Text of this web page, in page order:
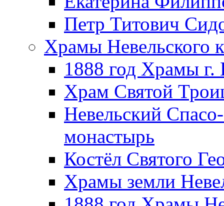
Петр Титович
Храмы Невельского
1888 год Храмы г.
Храм Святой
Невельский
монастырь
Костёл Святого
Храмы земли